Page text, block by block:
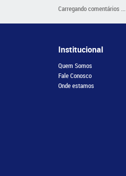
Carregando comentários ...
Institucional
Quem Somos
Fale Conosco
Onde estamos